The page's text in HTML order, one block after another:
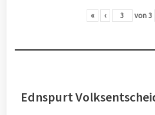
« ‹ von 3
Ednspurt